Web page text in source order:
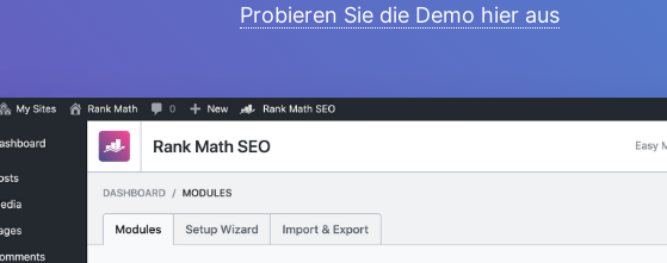
Probieren Sie die Demo hier aus